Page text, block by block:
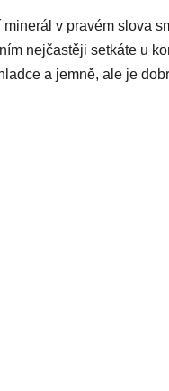
minerál v pravém slova
nejčastěji setkáte u
a jemně, ale je